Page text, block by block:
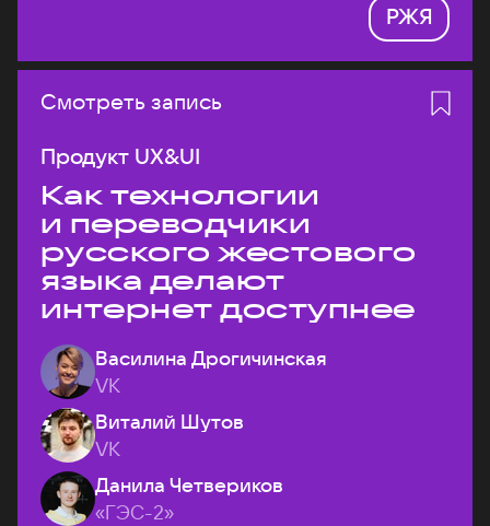
РЖЯ
Смотреть запись
Продукт UX&UI
Как технологии
и переводчики
русского жестового
языка делают
интернет доступнее
Василина Дрогичинская
VK
Виталий Шутов
VK
Данила Четвериков
«ГЭС-2»